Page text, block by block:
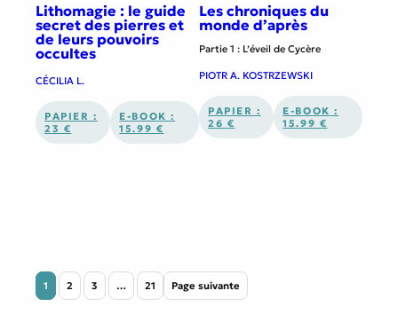
Lithomagie : le guide
secret des pierres et
de leurs pouvoirs
occultes
CÉCILIA L.
PAPIER :
23 €
E-BOOK :
15.99 €
Les chroniques du
monde d’après
Partie 1 : L’éveil de Cycère
PIOTR A. KOSTRZEWSKI
PAPIER :
26 €
E-BOOK :
15.99 €
1 2 3 … 21 Page suivante